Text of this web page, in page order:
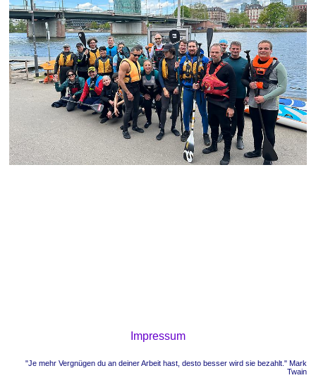
Impressum
"Je mehr Vergnügen du an deiner Arbeit hast, desto besser wird sie bezahlt." Mark
Twain